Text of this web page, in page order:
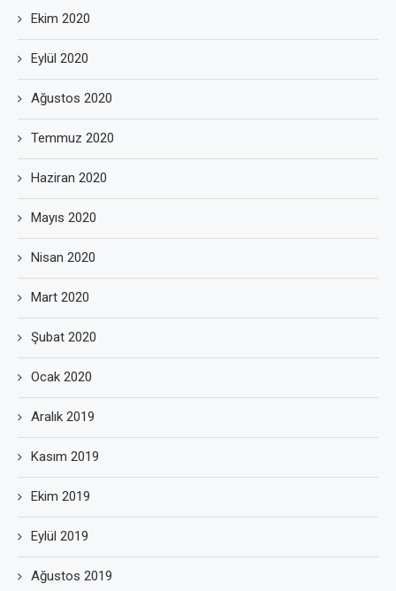
Ekim 2020
Eylül 2020
Ağustos 2020
Temmuz 2020
Haziran 2020
Mayıs 2020
Nisan 2020
Mart 2020
Şubat 2020
Ocak 2020
Aralık 2019
Kasım 2019
Ekim 2019
Eylül 2019
Ağustos 2019